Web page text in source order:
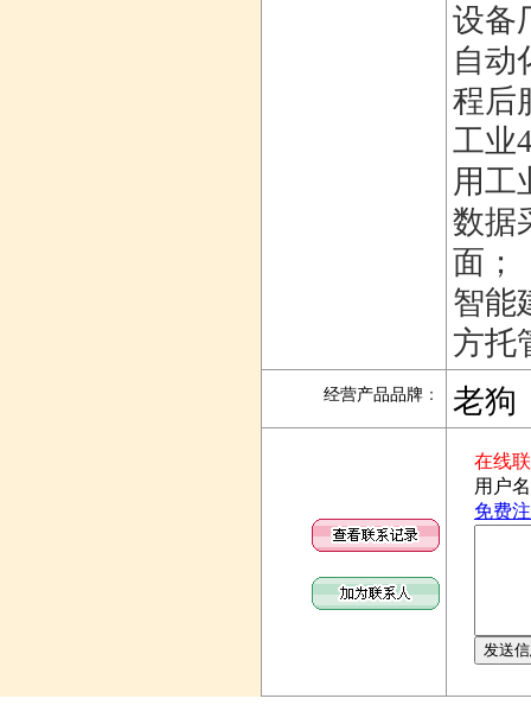
设备
自动
程后
工业
用工
数据
面；
智能
方托
经营产品品牌 ： 老狗